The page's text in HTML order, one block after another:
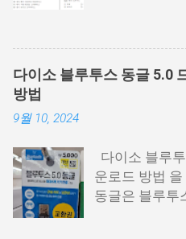
시면 점3개를
있는 버튼이
다. 수능 영어
능시험 원점수
분들 모두 응
험전에 마지막
보는 분들에
같은 경우에도
답지 영어 정
지 9월 모의고
영어음성.mp3
다이소 블루투스 동글 5.0
방법
9월 10, 2024
다이소 블루
운로드 방법
동글은 블루투
USB 동글을